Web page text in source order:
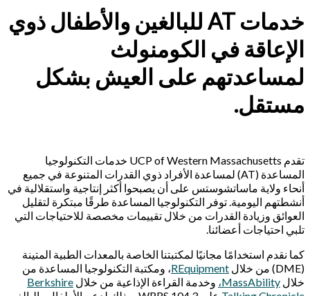
خدمات AT للبالغين والأطفال ذوي
الإعاقة في الكومنولث
لمساعدتهم على العيش بشكل
مستقل.
تقدم UCP of Western Massachusetts خدمات التكنولوجيا
المساعدة (AT) لمساعدة الأفراد ذوي القدرات المتنوعة في جميع
أنحاء ولاية ماساتشوستس على أن يصبحوا أكثر إنتاجية واستقلالية في
أنشطتهم اليومية. توفر التكنولوجيا المساعدة طرقًا مبتكرة لتقليل
العوائق وزيادة القدرات من خلال تقييمات مخصصة للاحتياجات التي
تلبي احتياجات أعضائنا.
كما نقدم استخدامًا مجانيًا لمكتبتنا الخاصة بالمعدات الطبية المتينة
(DME) من خلال
REquipment، ومكتبة التكنولوجيا المساعدة من
خلال MassAbility، وخدمة القراءة الإذاعية من خلال Berkshire